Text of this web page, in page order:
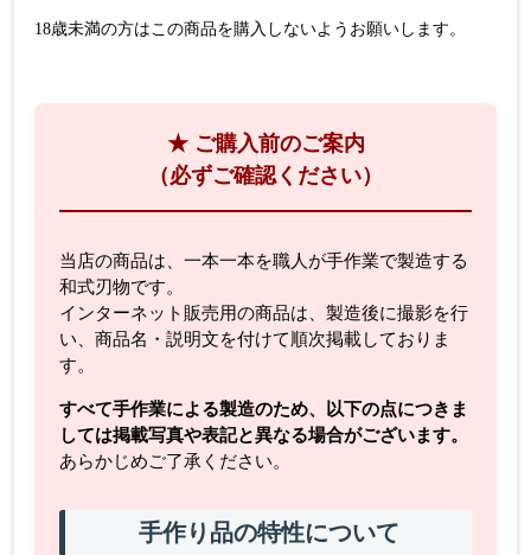
18歳未満の方はこの商品を購入しないようお願いします。
★ ご購入前のご案内
（必ずご確認ください）
当店の商品は、一本一本を職人が手作業で製造する
和式刃物です。
インターネット販売用の商品は、製造後に撮影を行
い、商品名・説明文を付けて順次掲載しておりま
す。
すべて手作業による製造のため、以下の点につきま
しては掲載写真や表記と異なる場合がございます。
あらかじめご了承ください。
手作り品の特性について